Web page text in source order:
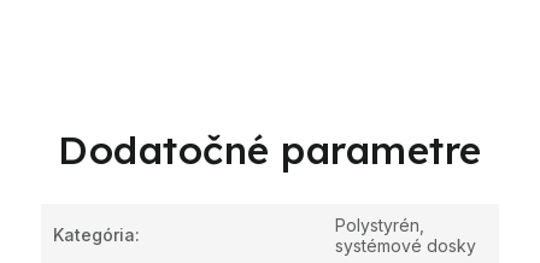
Dodatočné parametre
Kategória:
Polystyrén,
systémové dosky